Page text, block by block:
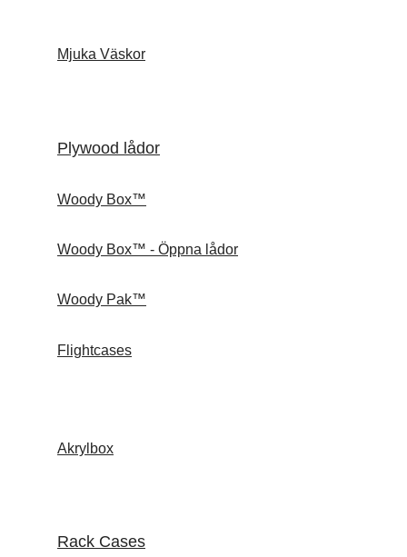
Mjuka Väskor
Plywood lådor
Woody Box™
Woody Box™ - Öppna lådor
Woody Pak™
Flightcases
Akrylbox
Rack Cases